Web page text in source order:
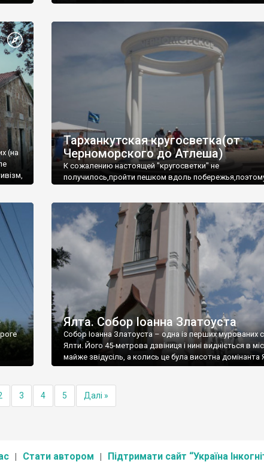
(на
Тарханкутская кругосветка(от
Черноморского до Атлеша)
К сожалению настоящей "кругосветки" не
получилось,пройти пешком вдоль
Ялта. Собор Іоанна Златоуста
Собор Іоанна Златоуста – одна із перших мурованих
Ялти. Його 45-метрова дзвіниця і нині видніється в
майже звідусіль, а колись це була висотна домінанта
3 4 5 Далі »
Стати автором Підтримати сайт “Україна